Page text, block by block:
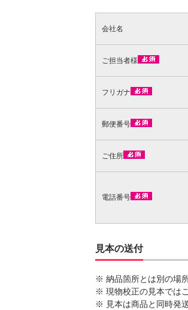
会社名
ご担当者様
フリガナ
郵便番号
ご住所
電話番号
見本の送付
※ 納品箇所とは別の場
※ 現物校正の見本では
※ 見本は商品と同時発